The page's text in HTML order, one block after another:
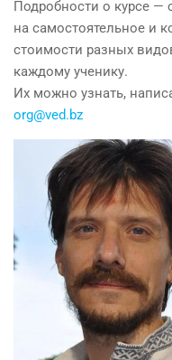
Подробности о курсе —
на самостоятельное и
стоимости разных
каждому ученику.
Их можно узнать,
org@ved.bz